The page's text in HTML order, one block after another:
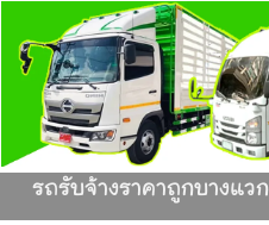
รถรับจ้างราคาถูกบางแวก